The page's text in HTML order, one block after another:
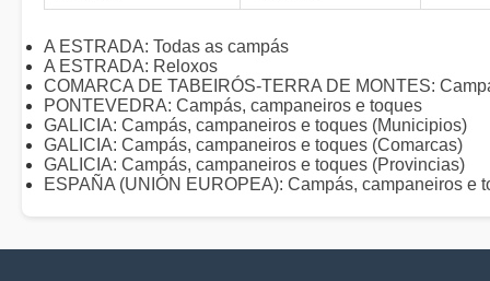
A ESTRADA: Todas as campás
A ESTRADA: Reloxos
COMARCA DE TABEIRÓS-TERRA DE MONTES:
PONTEVEDRA: Campás, campaneiros e toques
GALICIA: Campás, campaneiros e toques (Municipios)
GALICIA: Campás, campaneiros e toques (Comarcas)
GALICIA: Campás, campaneiros e toques (Provincias)
ESPAÑA (UNIÓN EUROPEA): Campás, campaneiros e